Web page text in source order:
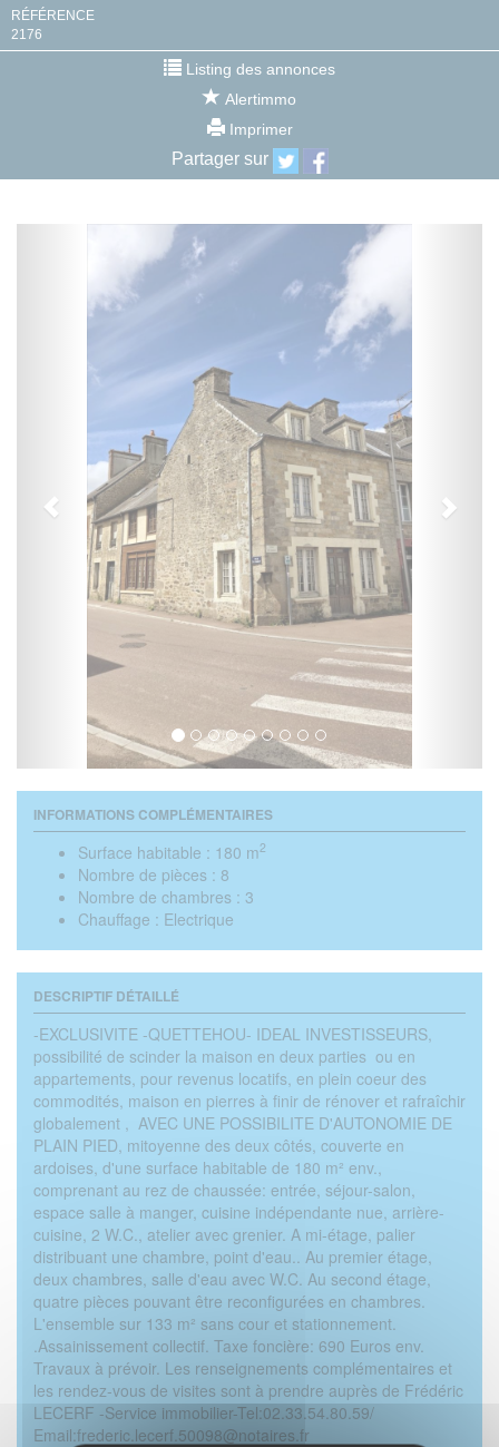
RÉFÉRENCE
2176
Listing des annonces
Alertimmo
Imprimer
Partager sur
INFORMATIONS COMPLÉMENTAIRES
Surface habitable : 180 m2
Nombre de pièces : 8
Nombre de chambres : 3
Chauffage : Electrique
DESCRIPTIF DÉTAILLÉ
-EXCLUSIVITE -QUETTEHOU- IDEAL INVESTISSEURS,
possibilité de scinder la maison en deux parties ou en
appartements, pour revenus locatifs, en plein coeur des
commodités, maison en pierres à finir de rénover et rafraîchir
globalement , AVEC UNE POSSIBILITE D'AUTONOMIE DE
PLAIN PIED, mitoyenne des deux côtés, couverte en
ardoises, d'une surface habitable de 180 m² env.,
comprenant au rez de chaussée: entrée, séjour-salon,
espace salle à manger, cuisine indépendante nue, arrière-
cuisine, 2 W.C., atelier avec grenier. A mi-étage, palier
distribuant une chambre, point d'eau.. Au premier étage,
deux chambres, salle d'eau avec W.C. Au second étage,
quatre pièces pouvant être reconfigurées en chambres.
L'ensemble sur 133 m² sans cour et stationnement.
.Assainissement collectif. Taxe foncière: 690 Euros env.
Travaux à prévoir. Les renseignements complémentaires et
les rendez-vous de visites sont à prendre auprès de Frédéric
LECERF -Service immobilier-Tel:02.33.54.80.59/
Email:frederic.lecerf.50098@notaires.fr